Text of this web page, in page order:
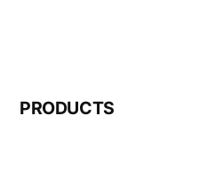
PRODUCTS